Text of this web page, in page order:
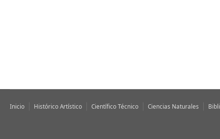
Inicio Histórico Artístico Científico Técnico Ciencias Naturales